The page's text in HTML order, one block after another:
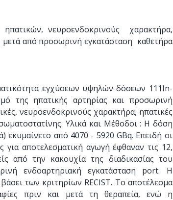
ηπατικών, νευροενδοκρινούς  χαρακτήρα,
μετά από προσωρινή εγκατάσταση  καθετήρα
εγχύσεων υψηλών δόσεων 111In-
της ηπατικής αρτηρίας και προσωρινή
νευροενδοκρινούς χαρακτήρα, ηπατικές
Υλικά και Μέθοδοι : Η δόση
εκυμαίνετο από 4070 - 5920 GBq. Επειδή οι
για αποτελεσματική αγωγή έφθαναν τις 12,
από την κακουχία της διαδικασίας του
ενδοαρτηριακή εγκατάσταση port. Η
των κριτηρίων RECIST. Το αποτέλεσμα
πριν και μετά τη θεραπεία, ενώ η